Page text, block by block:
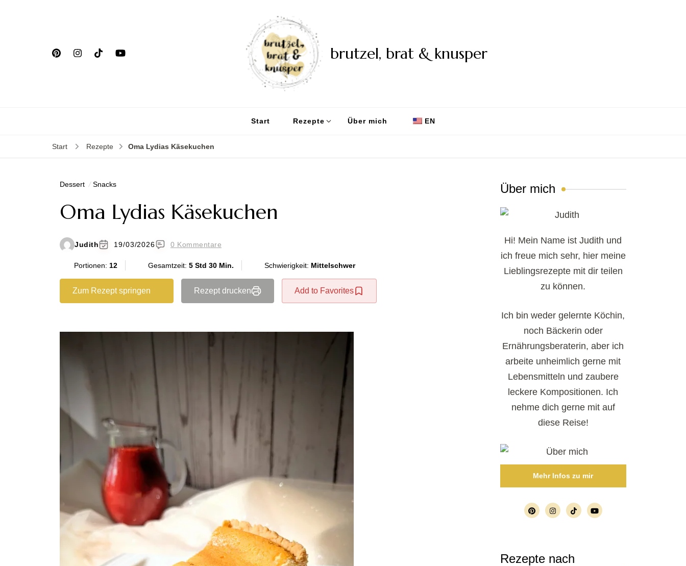
brutzel, brat & knusper
Start Rezepte Über mich EN
Start Rezepte Oma Lydias Käsekuchen
Dessert Snacks
Oma Lydias Käsekuchen
Judith 19/03/2026 0 Kommentare
Portionen: 12 Gesamtzeit: 5 Std 30 Min. Schwierigkeit: Mittelschwer
Zum Rezept springen Rezept drucken Add to Favorites
Über mich
Hi! Mein Name ist Judith und
ich freue mich sehr, hier meine
Lieblingsrezepte mit dir teilen
zu können.
Ich bin weder gelernte Köchin,
noch Bäckerin oder
Ernährungsberaterin, aber ich
arbeite unheimlich gerne mit
Lebensmitteln und zaubere
leckere Kompositionen. Ich
nehme dich gerne mit auf
diese Reise!
Mehr Infos zu mir
Rezepte nach